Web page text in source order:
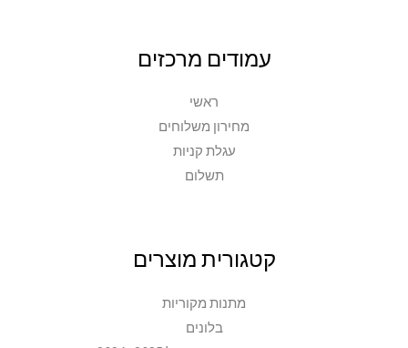
עמודים מרכזים
ראשי
מחירון משלוחים
עגלת קניות
תשלום
קטגורית מוצרים
מתנות מקוריות
בלונים